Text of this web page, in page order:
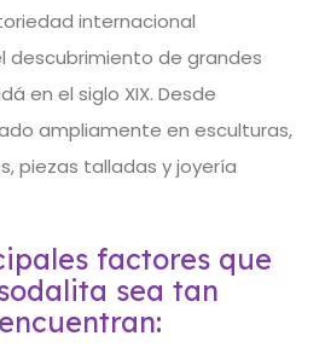
internacional
descubrimiento de grandes
en el siglo XIX. Desde
ampliamente en esculturas,
piezas talladas y joyería
factores que
sea tan